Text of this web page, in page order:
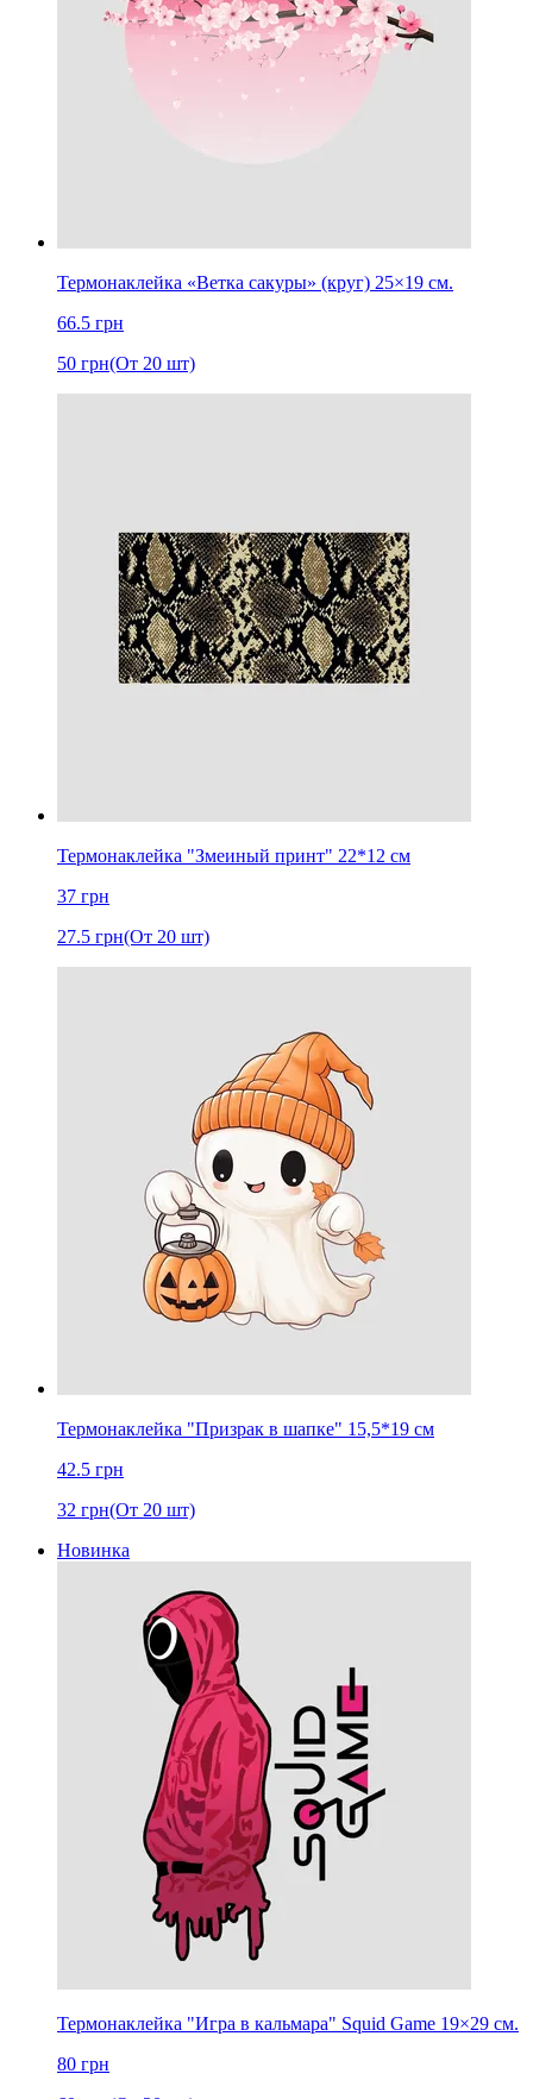
Термонаклейка «Ветка сакуры» (круг) 25×19 см.
66.5 грн
50 грн(От 20 шт)
Термонаклейка "Змеиный принт" 22*12 см
37 грн
27.5 грн(От 20 шт)
Термонаклейка "Призрак в шапке" 15,5*19 cм
42.5 грн
32 грн(От 20 шт)
Новинка
Термонаклейка "Игра в кальмара" Squid Game 19×29 см.
80 грн